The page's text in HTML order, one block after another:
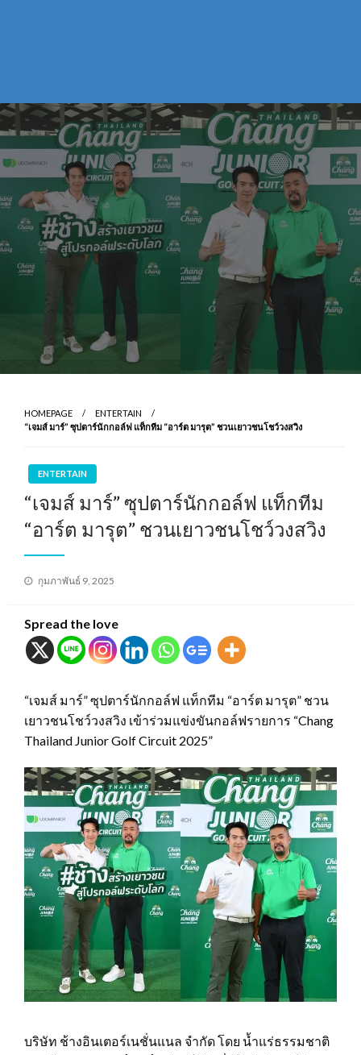
HOMEPAGE
ENTERTAIN
“เจมส์ มาร์” ซุปตาร์นักกอล์ฟ แท็กทีม “อาร์ต มารุต” ชวนเยาวชนโชว์วงสวิง
ENTERTAIN
“เจมส์ มาร์” ซุปตาร์นักกอล์ฟ แท็กทีม
“อาร์ต มารุต” ชวนเยาวชนโชว์วงสวิง
Posted
กุมภาพันธ์ 9, 2025
Spread the love
“เจมส์ มาร์” ซุปตาร์นักกอล์ฟ แท็กทีม “อาร์ต มารุต” ชวน
เยาวชนโชว์วงสวิง เข้าร่วมแข่งขันกอล์ฟรายการ “Chang
Thailand Junior Golf Circuit 2025”
บริษัท ช้างอินเตอร์เนชั่นแนล จำกัด โดย น้ำแร่ธรรมชาติ